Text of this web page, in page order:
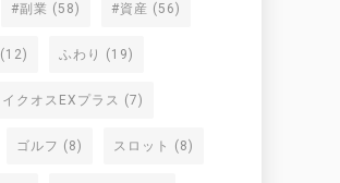
#副業 (58) #資産 (56)
(12) ふわり (19)
イクオスEXプラス (7)
ゴルフ (8) スロット (8)